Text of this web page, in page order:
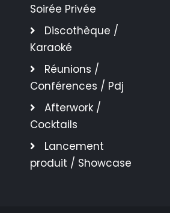
Soirée Privée
Discothèque /
Karaoké
Réunions /
Conférences / Pdj
Afterwork /
Cocktails
Lancement
produit / Showcase